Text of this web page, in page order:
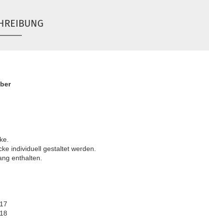
individuell gestaltet werden.
enthalten.